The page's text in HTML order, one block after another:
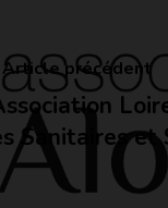
Article précédent
Sanitaires et